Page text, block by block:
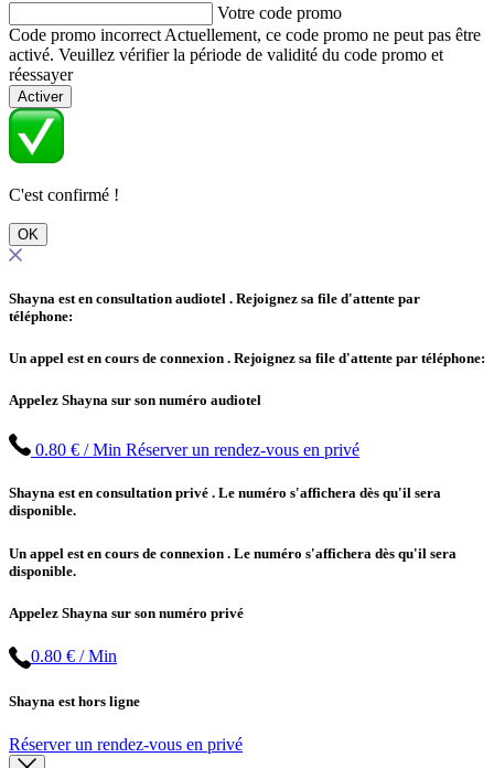
Votre code promo
Code promo incorrect Actuellement, ce code promo ne peut pas être
activé. Veuillez vérifier la période de validité du code promo et
réessayer
Activer
C'est confirmé !
OK
Shayna est en consultation audiotel . Rejoignez sa file d'attente par
téléphone:
Un appel est en cours de connexion . Rejoignez sa file d'attente par téléphone:
Appelez Shayna sur son numéro audiotel
0.80 € / Min Réserver un rendez-vous en privé
Shayna est en consultation privé . Le numéro s'affichera dès qu'il sera
disponible.
Un appel est en cours de connexion . Le numéro s'affichera dès qu'il sera
disponible.
Appelez Shayna sur son numéro privé
0.80 € / Min
Shayna est hors ligne
Réserver un rendez-vous en privé